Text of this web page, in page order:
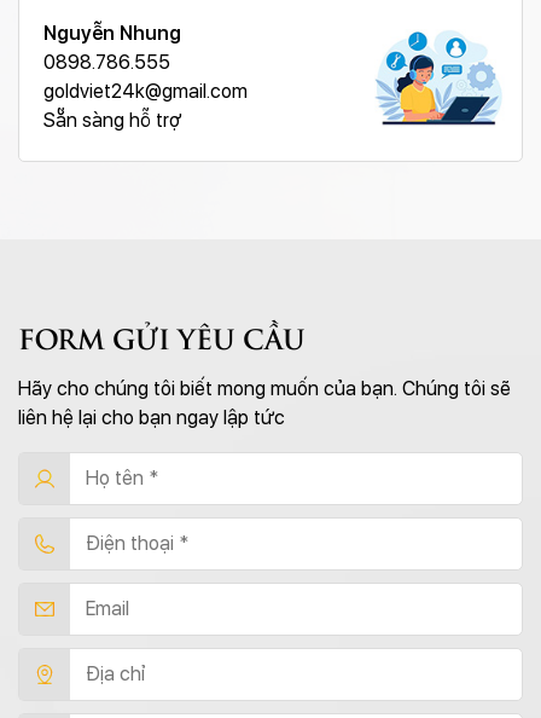
Nguyễn Nhung
0898.786.555
goldviet24k@gmail.com
Sẵn sàng hỗ trợ
FORM GỬI YÊU CẦU
Hãy cho chúng tôi biết mong muốn của bạn. Chúng tôi sẽ
liên hệ lại cho bạn ngay lập tức